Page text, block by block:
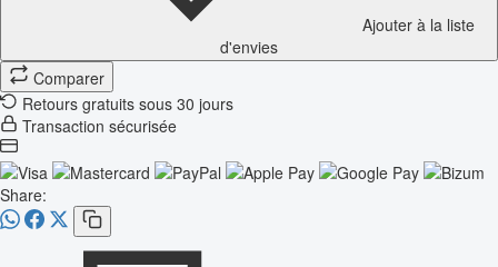
Ajouter à la liste
d'envies
Comparer
Retours gratuits sous 30 jours
Transaction sécurisée
Share: